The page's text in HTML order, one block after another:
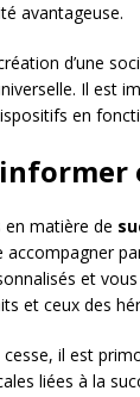
avantageuse.
d’une
Il est
en
matière de
et
et ceux des
il est
liées à la